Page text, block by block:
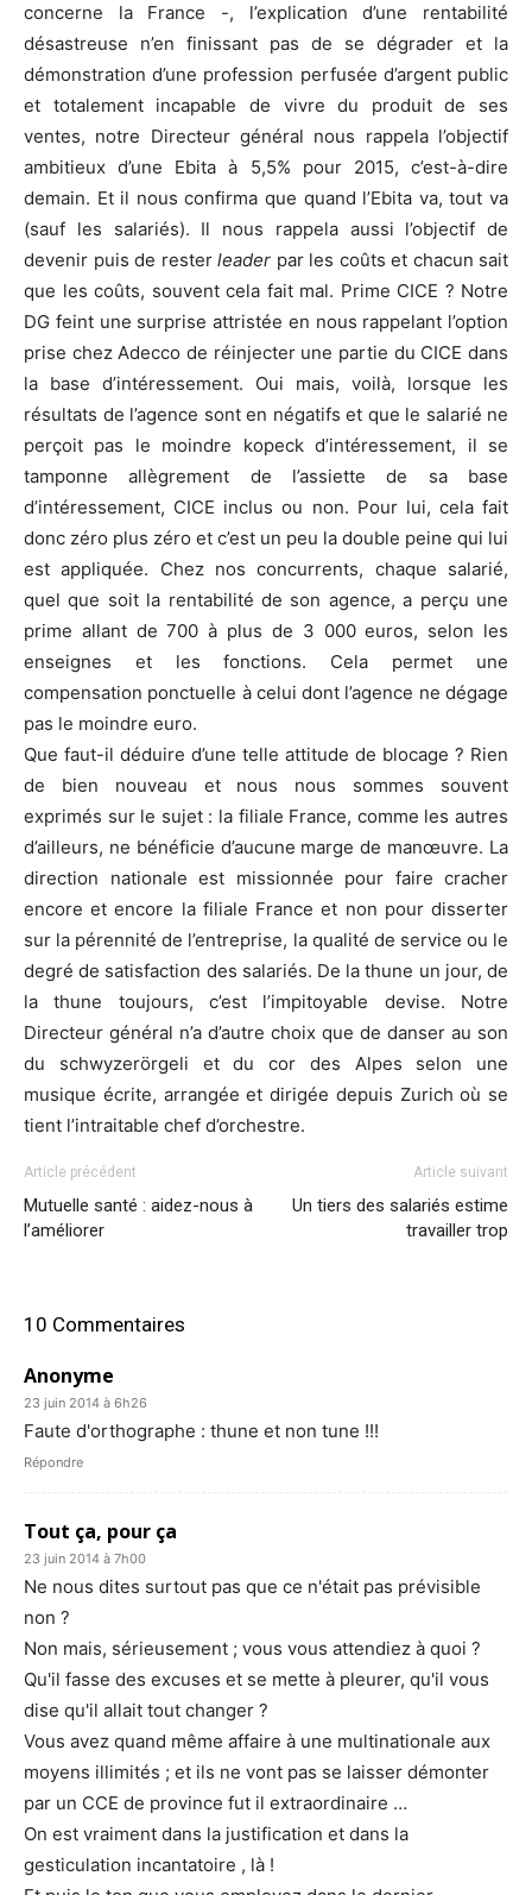
concerne la France -, l’explication d’une rentabilité
désastreuse n’en finissant pas de se dégrader et la
démonstration d’une profession perfusée d’argent public
et totalement incapable de vivre du produit de ses
ventes, notre Directeur général nous rappela l’objectif
ambitieux d’une Ebita à 5,5% pour 2015, c’est-à-dire
demain. Et il nous confirma que quand l’Ebita va, tout va
(sauf les salariés). Il nous rappela aussi l’objectif de
devenir puis de rester leader par les coûts et chacun sait
que les coûts, souvent cela fait mal. Prime CICE ? Notre
DG feint une surprise attristée en nous rappelant l’option
prise chez Adecco de réinjecter une partie du CICE dans
la base d’intéressement. Oui mais, voilà, lorsque les
résultats de l’agence sont en négatifs et que le salarié ne
perçoit pas le moindre kopeck d’intéressement, il se
tamponne allègrement de l’assiette de sa base
d’intéressement, CICE inclus ou non. Pour lui, cela fait
donc zéro plus zéro et c’est un peu la double peine qui lui
est appliquée. Chez nos concurrents, chaque salarié,
quel que soit la rentabilité de son agence, a perçu une
prime allant de 700 à plus de 3 000 euros, selon les
enseignes et les fonctions. Cela permet une
compensation ponctuelle à celui dont l’agence ne dégage
pas le moindre euro.
Que faut-il déduire d’une telle attitude de blocage ? Rien
de bien nouveau et nous nous sommes souvent
exprimés sur le sujet : la filiale France, comme les autres
d’ailleurs, ne bénéficie d’aucune marge de manœuvre. La
direction nationale est missionnée pour faire cracher
encore et encore la filiale France et non pour disserter
sur la pérennité de l’entreprise, la qualité de service ou le
degré de satisfaction des salariés. De la thune un jour, de
la thune toujours, c’est l’impitoyable devise. Notre
Directeur général n’a d’autre choix que de danser au son
du schwyzerörgeli et du cor des Alpes selon une
musique écrite, arrangée et dirigée depuis Zurich où se
tient l’intraitable chef d’orchestre.
Article précédent
Mutuelle santé : aidez-nous à
l’améliorer
Article suivant
Un tiers des salariés estime
travailler trop
10 Commentaires
Anonyme
23 juin 2014 à 6h26
Faute d'orthographe : thune et non tune !!!
Répondre
Tout ça, pour ça
23 juin 2014 à 7h00
Ne nous dites surtout pas que ce n'était pas prévisible
non ?
Non mais, sérieusement ; vous vous attendiez à quoi ?
Qu'il fasse des excuses et se mette à pleurer, qu'il vous
dise qu'il allait tout changer ?
Vous avez quand même affaire à une multinationale aux
moyens illimités ; et ils ne vont pas se laisser démonter
par un CCE de province fut il extraordinaire …
On est vraiment dans la justification et dans la
gesticulation incantatoire , là !